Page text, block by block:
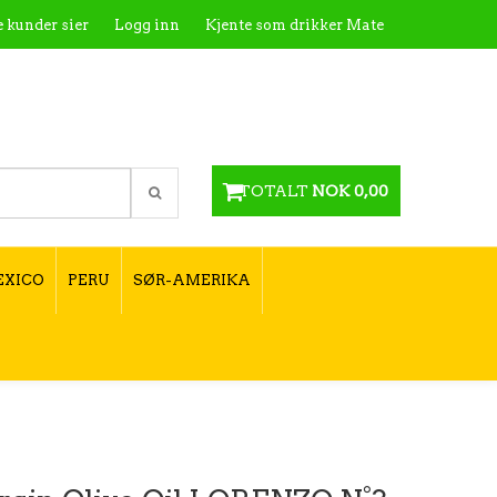
kunder sier Logg inn Kjente som drikker Mate
TOTALT NOK 0,00
PERU SØR-AMERIKA